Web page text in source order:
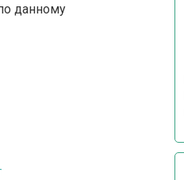
данному